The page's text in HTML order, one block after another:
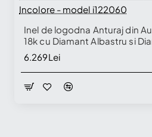
Inel de logodna Anturaj din
18k cu Diamant Albastru si
Incolore - model i122060
6.269Lei